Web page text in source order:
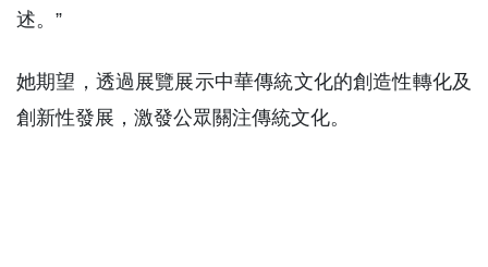
述。”
她期望，透過展覽展示中華傳統文化的創造性轉化及
創新性發展，激發公眾關注傳統文化。